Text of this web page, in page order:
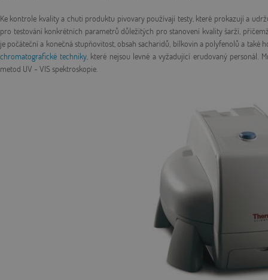
Ke kontrole kvality a chuti produktu pivovary používají testy, které prokazují a
pro testování konkrétních parametrů důležitých pro stanovení kvality šarží,
je počáteční a konečná stupňovitost, obsah sacharidů, bílkovin a polyfenolů a
chromatografické techniky, které nejsou levné a vyžadující erudovaný personál.
metod UV - VIS spektroskopie.